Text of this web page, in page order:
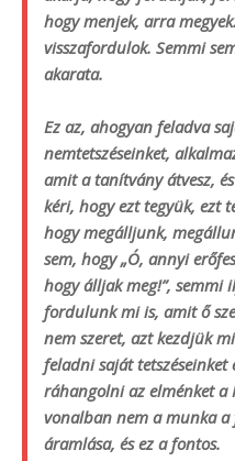
hogy menjek, arra
visszafordulok. Semmi
akarata.
Ez az, ahogyan feladva
nemtetszéseinket,
amit a tanítvány átvesz,
kéri, hogy ezt tegyük, ezt
hogy megálljunk,
sem, hogy „Ó, annyi
hogy álljak meg!”, semmi
fordulunk mi is, amit ő
nem szeret, azt kezdjük
feladni saját tetszéseinket
ráhangolni az elménket a
vonalban nem a munka a
áramlása, és ez a fontos.